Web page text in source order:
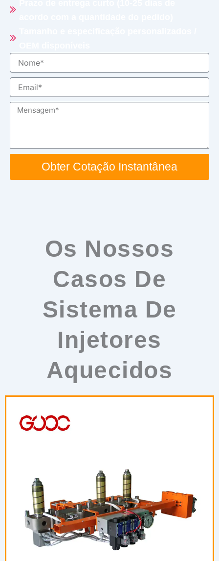
Nome
Email
Mensagem
Obter Cotação Instantânea
Os Nossos
Casos De
Sistema De
Injetores
Aquecidos